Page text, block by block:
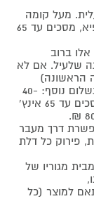
מעל קומה
ב' 40-50 ₪ למוצר לבן, 60-80 ₪ למקרר/מקפיא, מסכים עד 65
₪ (במסכים אלו ברוב
שלעיל. אם לא
הראשונה)
הובלה לכל קומה נוספת בתוך הבית כרוכה בתשלום נוסף: 40-
50 ₪ למוצר לבן, 60-80 ₪ למקרר/מקפיא, מסכים עד 65 אינץ'
דרך מעבר
פירוק כל דלת
העולה על 50 מטרים מבית מגוריו של
למוצר (כל